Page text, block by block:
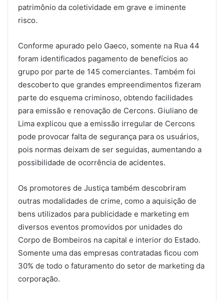
patrimônio da coletividade em grave e iminente
risco.
Conforme apurado pelo Gaeco, somente na Rua 44
foram identificados pagamento de benefícios ao
grupo por parte de 145 comerciantes. Também foi
descoberto que grandes empreendimentos fizeram
parte do esquema criminoso, obtendo facilidades
para emissão e renovação de Cercons. Giuliano de
Lima explicou que a emissão irregular de Cercons
pode provocar falta de segurança para os usuários,
pois normas deixam de ser seguidas, aumentando a
possibilidade de ocorrência de acidentes.
Os promotores de Justiça também descobriram
outras modalidades de crime, como a aquisição de
bens utilizados para publicidade e marketing em
diversos eventos promovidos por unidades do
Corpo de Bombeiros na capital e interior do Estado.
Somente uma das empresas contratadas ficou com
30% de todo o faturamento do setor de marketing da
corporação.